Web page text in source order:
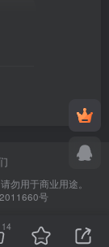
勿用于商业用途。
号
14